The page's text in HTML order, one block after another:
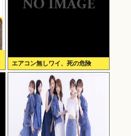
エアコン無しワイ、死の危険